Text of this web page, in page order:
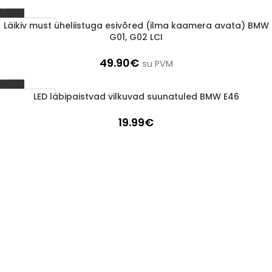
1-3 d.d.
Läikiv must üheliistuga esivõred (ilma kaamera avata) BMW
G01, G02 LCI
49.90€ su PVM
1-3 d.d.
LED läbipaistvad vilkuvad suunatuled BMW E46
19.99€